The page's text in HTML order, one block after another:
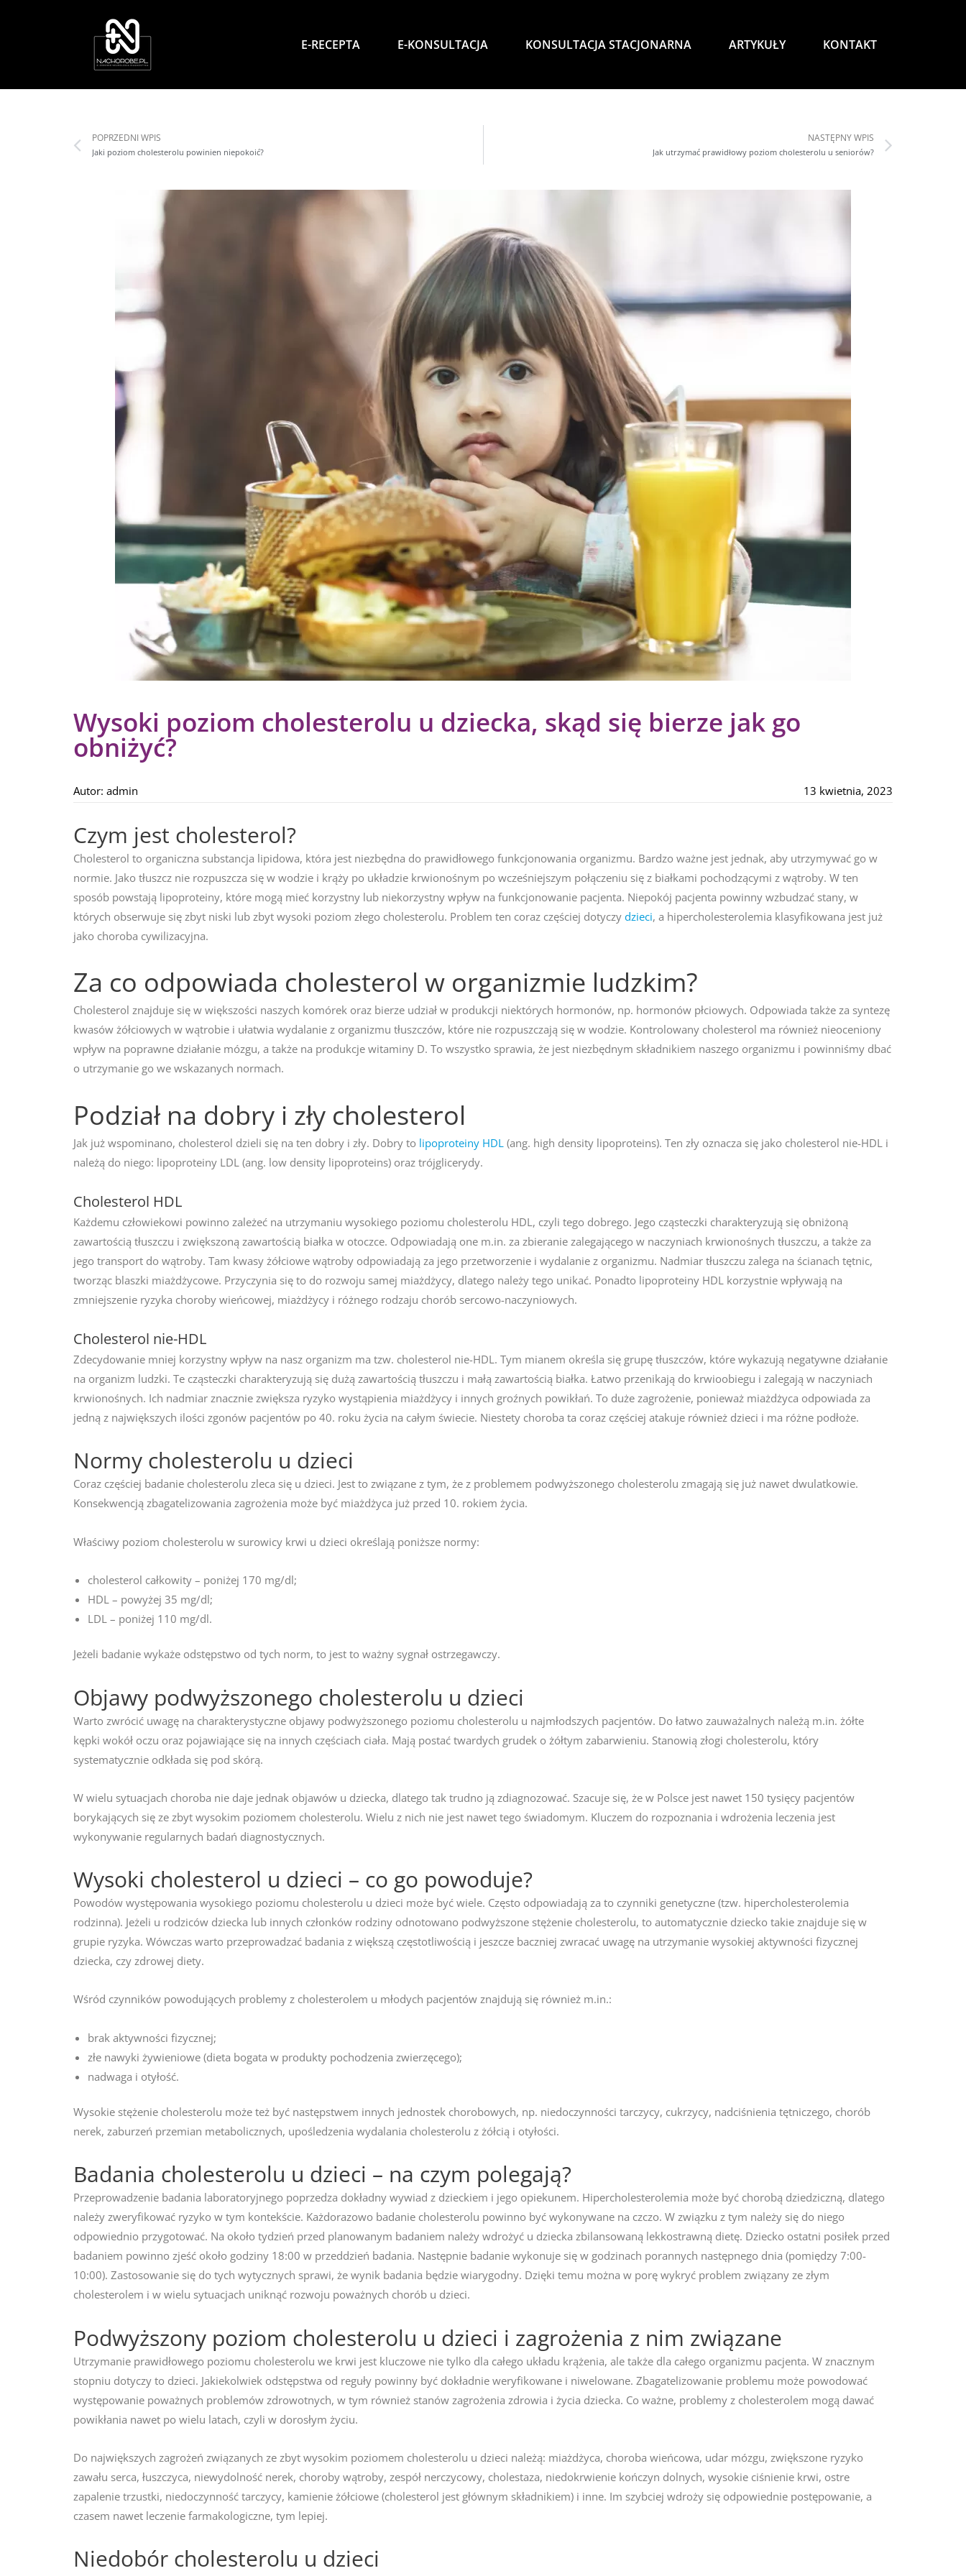
E-RECEPTA E-KONSULTACJA KONSULTACJA STACJONARNA ARTYKUŁY KONTAKT
POPRZEDNI WPIS
Jaki poziom cholesterolu powinien niepokoić?
NASTĘPNY WPIS
Jak utrzymać prawidłowy poziom cholesterolu u seniorów?
Wysoki poziom cholesterolu u dziecka, skąd się bierze jak go
obniżyć?
Autor: admin 13 kwietnia, 2023
Czym jest cholesterol?
Cholesterol to organiczna substancja lipidowa, która jest niezbędna do prawidłowego funkcjonowania organizmu. Bardzo ważne jest jednak, aby utrzymywać go w
normie. Jako tłuszcz nie rozpuszcza się w wodzie i krąży po układzie krwionośnym po wcześniejszym połączeniu się z białkami pochodzącymi z wątroby. W ten
sposób powstają lipoproteiny, które mogą mieć korzystny lub niekorzystny wpływ na funkcjonowanie pacjenta. Niepokój pacjenta powinny wzbudzać stany, w
których obserwuje się zbyt niski lub zbyt wysoki poziom złego cholesterolu. Problem ten coraz częściej dotyczy dzieci, a hipercholesterolemia klasyfikowana jest już
jako choroba cywilizacyjna.
Za co odpowiada cholesterol w organizmie ludzkim?
Cholesterol znajduje się w większości naszych komórek oraz bierze udział w produkcji niektórych hormonów, np. hormonów płciowych. Odpowiada także za syntezę
kwasów żółciowych w wątrobie i ułatwia wydalanie z organizmu tłuszczów, które nie rozpuszczają się w wodzie. Kontrolowany cholesterol ma również nieoceniony
wpływ na poprawne działanie mózgu, a także na produkcje witaminy D. To wszystko sprawia, że jest niezbędnym składnikiem naszego organizmu i powinniśmy dbać
o utrzymanie go we wskazanych normach.
Podział na dobry i zły cholesterol
Jak już wspominano, cholesterol dzieli się na ten dobry i zły. Dobry to lipoproteiny HDL (ang. high density lipoproteins). Ten zły oznacza się jako cholesterol nie-HDL i
należą do niego: lipoproteiny LDL (ang. low density lipoproteins) oraz trójglicerydy.
Cholesterol HDL
Każdemu człowiekowi powinno zależeć na utrzymaniu wysokiego poziomu cholesterolu HDL, czyli tego dobrego. Jego cząsteczki charakteryzują się obniżoną
zawartością tłuszczu i zwiększoną zawartością białka w otoczce. Odpowiadają one m.in. za zbieranie zalegającego w naczyniach krwionośnych tłuszczu, a także za
jego transport do wątroby. Tam kwasy żółciowe wątroby odpowiadają za jego przetworzenie i wydalanie z organizmu. Nadmiar tłuszczu zalega na ścianach tętnic,
tworząc blaszki miażdżycowe. Przyczynia się to do rozwoju samej miażdżycy, dlatego należy tego unikać. Ponadto lipoproteiny HDL korzystnie wpływają na
zmniejszenie ryzyka choroby wieńcowej, miażdżycy i różnego rodzaju chorób sercowo-naczyniowych.
Cholesterol nie-HDL
Zdecydowanie mniej korzystny wpływ na nasz organizm ma tzw. cholesterol nie-HDL. Tym mianem określa się grupę tłuszczów, które wykazują negatywne działanie
na organizm ludzki. Te cząsteczki charakteryzują się dużą zawartością tłuszczu i małą zawartością białka. Łatwo przenikają do krwioobiegu i zalegają w naczyniach
krwionośnych. Ich nadmiar znacznie zwiększa ryzyko wystąpienia miażdżycy i innych groźnych powikłań. To duże zagrożenie, ponieważ miażdżyca odpowiada za
jedną z największych ilości zgonów pacjentów po 40. roku życia na całym świecie. Niestety choroba ta coraz częściej atakuje również dzieci i ma różne podłoże.
Normy cholesterolu u dzieci
Coraz częściej badanie cholesterolu zleca się u dzieci. Jest to związane z tym, że z problemem podwyższonego cholesterolu zmagają się już nawet dwulatkowie.
Konsekwencją zbagatelizowania zagrożenia może być miażdżyca już przed 10. rokiem życia.
Właściwy poziom cholesterolu w surowicy krwi u dzieci określają poniższe normy:
cholesterol całkowity – poniżej 170 mg/dl;
HDL – powyżej 35 mg/dl;
LDL – poniżej 110 mg/dl.
Jeżeli badanie wykaże odstępstwo od tych norm, to jest to ważny sygnał ostrzegawczy.
Objawy podwyższonego cholesterolu u dzieci
Warto zwrócić uwagę na charakterystyczne objawy podwyższonego poziomu cholesterolu u najmłodszych pacjentów. Do łatwo zauważalnych należą m.in. żółte
kępki wokół oczu oraz pojawiające się na innych częściach ciała. Mają postać twardych grudek o żółtym zabarwieniu. Stanowią złogi cholesterolu, który
systematycznie odkłada się pod skórą.
W wielu sytuacjach choroba nie daje jednak objawów u dziecka, dlatego tak trudno ją zdiagnozować. Szacuje się, że w Polsce jest nawet 150 tysięcy pacjentów
borykających się ze zbyt wysokim poziomem cholesterolu. Wielu z nich nie jest nawet tego świadomym. Kluczem do rozpoznania i wdrożenia leczenia jest
wykonywanie regularnych badań diagnostycznych.
Wysoki cholesterol u dzieci – co go powoduje?
Powodów występowania wysokiego poziomu cholesterolu u dzieci może być wiele. Często odpowiadają za to czynniki genetyczne (tzw. hipercholesterolemia
rodzinna). Jeżeli u rodziców dziecka lub innych członków rodziny odnotowano podwyższone stężenie cholesterolu, to automatycznie dziecko takie znajduje się w
grupie ryzyka. Wówczas warto przeprowadzać badania z większą częstotliwością i jeszcze baczniej zwracać uwagę na utrzymanie wysokiej aktywności fizycznej
dziecka, czy zdrowej diety.
Wśród czynników powodujących problemy z cholesterolem u młodych pacjentów znajdują się również m.in.:
brak aktywności fizycznej;
złe nawyki żywieniowe (dieta bogata w produkty pochodzenia zwierzęcego);
nadwaga i otyłość.
Wysokie stężenie cholesterolu może też być następstwem innych jednostek chorobowych, np. niedoczynności tarczycy, cukrzycy, nadciśnienia tętniczego, chorób
nerek, zaburzeń przemian metabolicznych, upośledzenia wydalania cholesterolu z żółcią i otyłości.
Badania cholesterolu u dzieci – na czym polegają?
Przeprowadzenie badania laboratoryjnego poprzedza dokładny wywiad z dzieckiem i jego opiekunem. Hipercholesterolemia może być chorobą dziedziczną, dlatego
należy zweryfikować ryzyko w tym kontekście. Każdorazowo badanie cholesterolu powinno być wykonywane na czczo. W związku z tym należy się do niego
odpowiednio przygotować. Na około tydzień przed planowanym badaniem należy wdrożyć u dziecka zbilansowaną lekkostrawną dietę. Dziecko ostatni posiłek przed
badaniem powinno zjeść około godziny 18:00 w przeddzień badania. Następnie badanie wykonuje się w godzinach porannych następnego dnia (pomiędzy 7:00-
10:00). Zastosowanie się do tych wytycznych sprawi, że wynik badania będzie wiarygodny. Dzięki temu można w porę wykryć problem związany ze złym
cholesterolem i w wielu sytuacjach uniknąć rozwoju poważnych chorób u dzieci.
Podwyższony poziom cholesterolu u dzieci i zagrożenia z nim związane
Utrzymanie prawidłowego poziomu cholesterolu we krwi jest kluczowe nie tylko dla całego układu krążenia, ale także dla całego organizmu pacjenta. W znacznym
stopniu dotyczy to dzieci. Jakiekolwiek odstępstwa od reguły powinny być dokładnie weryfikowane i niwelowane. Zbagatelizowanie problemu może powodować
występowanie poważnych problemów zdrowotnych, w tym również stanów zagrożenia zdrowia i życia dziecka. Co ważne, problemy z cholesterolem mogą dawać
powikłania nawet po wielu latach, czyli w dorosłym życiu.
Do największych zagrożeń związanych ze zbyt wysokim poziomem cholesterolu u dzieci należą: miażdżyca, choroba wieńcowa, udar mózgu, zwiększone ryzyko
zawału serca, łuszczyca, niewydolność nerek, choroby wątroby, zespół nerczycowy, cholestaza, niedokrwienie kończyn dolnych, wysokie ciśnienie krwi, ostre
zapalenie trzustki, niedoczynność tarczycy, kamienie żółciowe (cholesterol jest głównym składnikiem) i inne. Im szybciej wdroży się odpowiednie postępowanie, a
czasem nawet leczenie farmakologiczne, tym lepiej.
Niedobór cholesterolu u dzieci